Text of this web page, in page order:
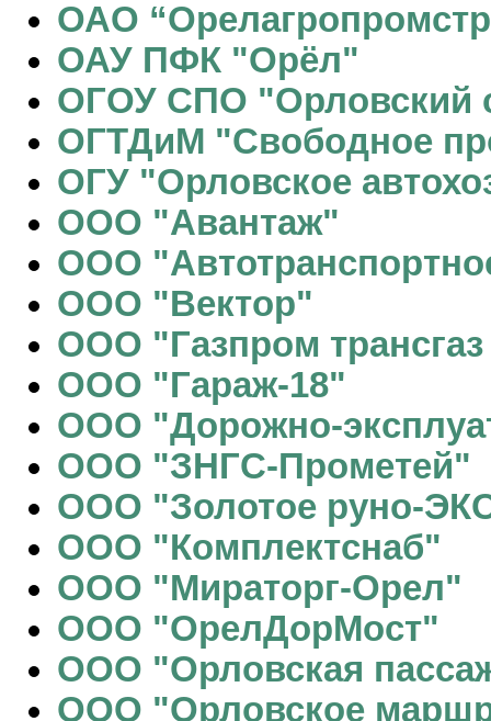
ОАО
ОАУ ПФК "Орёл"
ОГОУ СПО "Орловский
ОГТДиМ "Свободное
ОГУ "Орловское
ООО "Авантаж"
ООО
ООО "Вектор"
ООО "Газпром
ООО "Гараж-18"
ООО "Дорожно-
ООО "ЗНГС-Прометей"
ООО "Золотое руно-
ООО "Комплектснаб"
ООО "Мираторг-Орел"
ООО "ОрелДорМост"
ООО "Орловская
ООО "Орловское